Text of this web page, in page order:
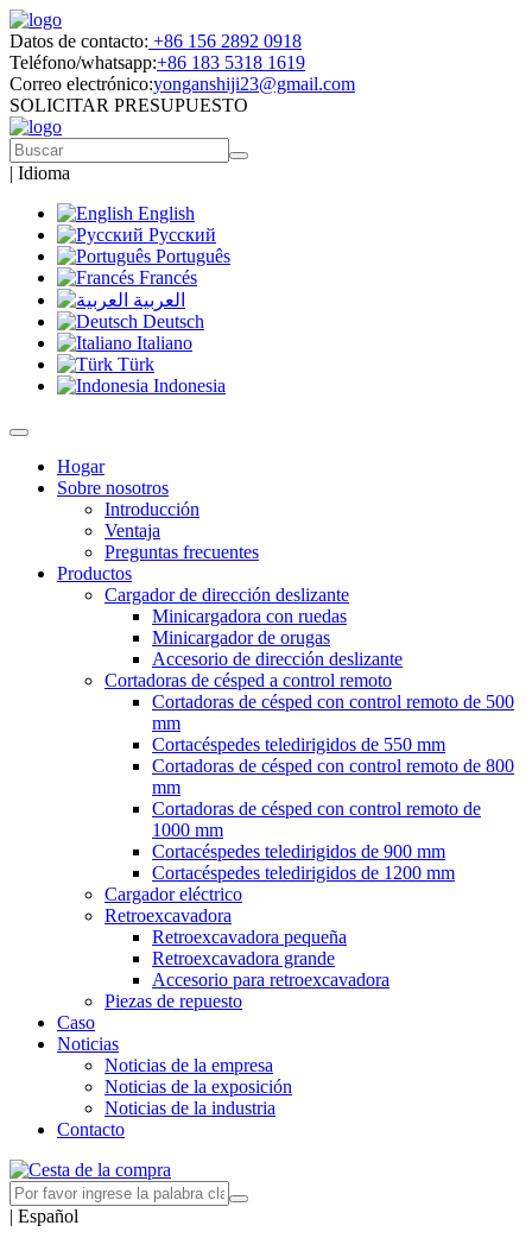
Datos de contacto: +86 156 2892 0918
Teléfono/whatsapp:+86 183 5318 1619
Correo electrónico:yonganshiji23@gmail.com
SOLICITAR PRESUPUESTO
| Idioma
English
Русский
Português
Francés
العربية
Deutsch
Italiano
Türk
Indonesia
Hogar
Sobre nosotros
Introducción
Ventaja
Preguntas frecuentes
Productos
Cargador de dirección deslizante
Minicargadora con ruedas
Minicargador de orugas
Accesorio de dirección deslizante
Cortadoras de césped a control remoto
Cortadoras de césped con control remoto de 500
mm
Cortacéspedes teledirigidos de 550 mm
Cortadoras de césped con control remoto de 800
mm
Cortadoras de césped con control remoto de
1000 mm
Cortacéspedes teledirigidos de 900 mm
Cortacéspedes teledirigidos de 1200 mm
Cargador eléctrico
Retroexcavadora
Retroexcavadora pequeña
Retroexcavadora grande
Accesorio para retroexcavadora
Piezas de repuesto
Caso
Noticias
Noticias de la empresa
Noticias de la exposición
Noticias de la industria
Contacto
| Español